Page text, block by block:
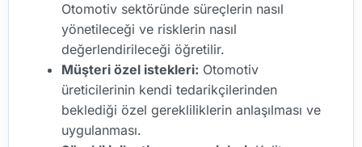
Otomotiv sektöründe süreçlerin nasıl
yönetileceği ve risklerin nasıl
değerlendirileceği öğretilir.
Müşteri özel istekleri: Otomotiv
üreticilerinin kendi tedarikçilerinden
beklediği özel gerekliliklerin anlaşılması ve
uygulanması.